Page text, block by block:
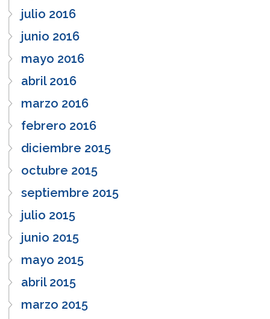
julio 2016
junio 2016
mayo 2016
abril 2016
marzo 2016
febrero 2016
diciembre 2015
octubre 2015
septiembre 2015
julio 2015
junio 2015
mayo 2015
abril 2015
marzo 2015